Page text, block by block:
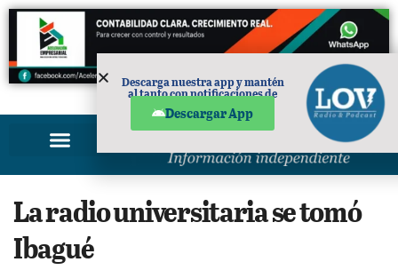
PUBLICIDAD
La radio universitaria se tomó
Ibagué
Descarga nuestra app y mantén
al tanto con notificaciones de
Descargar App